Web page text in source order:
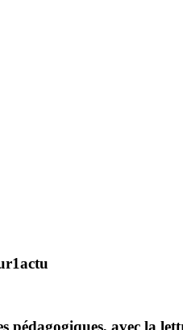
pédagogiques, avec la